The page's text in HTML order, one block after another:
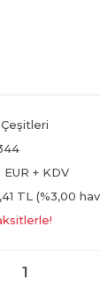
+ KDV
TL (%3,00